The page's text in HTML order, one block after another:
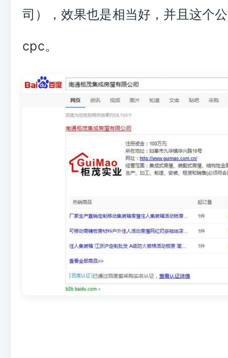
司），效果也是相当好，并且这个
cpc。